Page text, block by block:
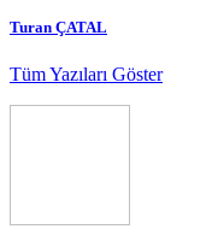
Turan ÇATAL
Tüm Yazıları Göster